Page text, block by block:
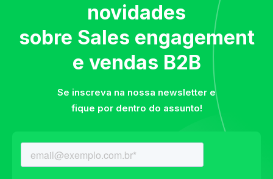
novidades
sobre Sales engagement
e vendas B2B
Se inscreva na nossa newsletter e
fique por dentro do assunto!